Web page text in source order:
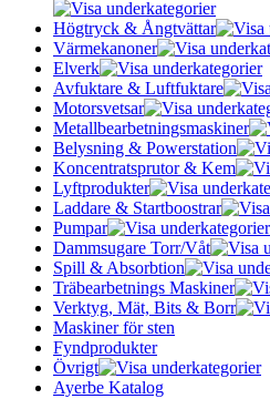
Högtryck & Ångtvättar
Värmekanoner
Elverk
Avfuktare & Luftfuktare
Motorsvetsar
Metallbearbetningsmaskiner
Belysning & Powerstation
Koncentratsprutor & Kem
Lyftprodukter
Laddare & Startboostrar
Pumpar
Dammsugare Torr/Våt
Spill & Absorbtion
Träbearbetnings Maskiner
Verktyg, Mät, Bits & Borr
Maskiner för sten
Fyndprodukter
Övrigt
Ayerbe Katalog